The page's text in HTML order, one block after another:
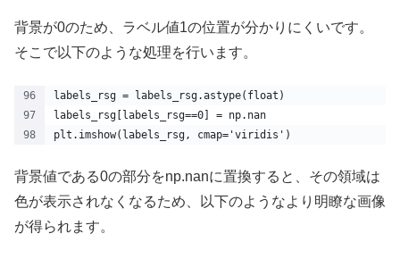
背景が0のため、ラベル値1の位置が分かりにくいです。
そこで以下のような処理を行います。
labels_rsg = labels_rsg.astype(float)
labels_rsg[labels_rsg==0] = np.nan
plt.imshow(labels_rsg, cmap='viridis')
背景値である0の部分をnp.nanに置換すると、その領域は
色が表示されなくなるため、以下のようなより明瞭な画像
が得られます。